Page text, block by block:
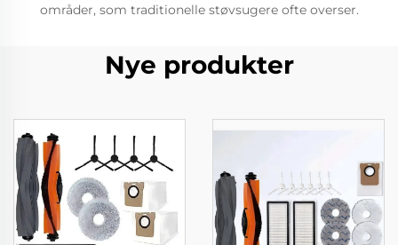
områder, som traditionelle støvsugere ofte overser.
Nye produkter